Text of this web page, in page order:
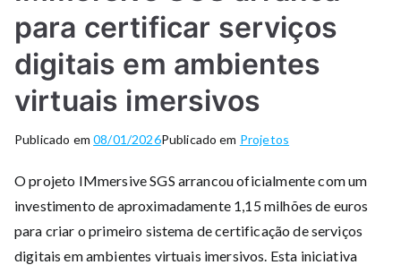
para certificar serviços
digitais em ambientes
virtuais imersivos
Publicado em08/01/2026Publicado em Projetos
O projeto IMmersive SGS arrancou oficialmente com um
investimento de aproximadamente 1,15 milhões de euros
para criar o primeiro sistema de certificação de serviços
digitais em ambientes virtuais imersivos. Esta iniciativa